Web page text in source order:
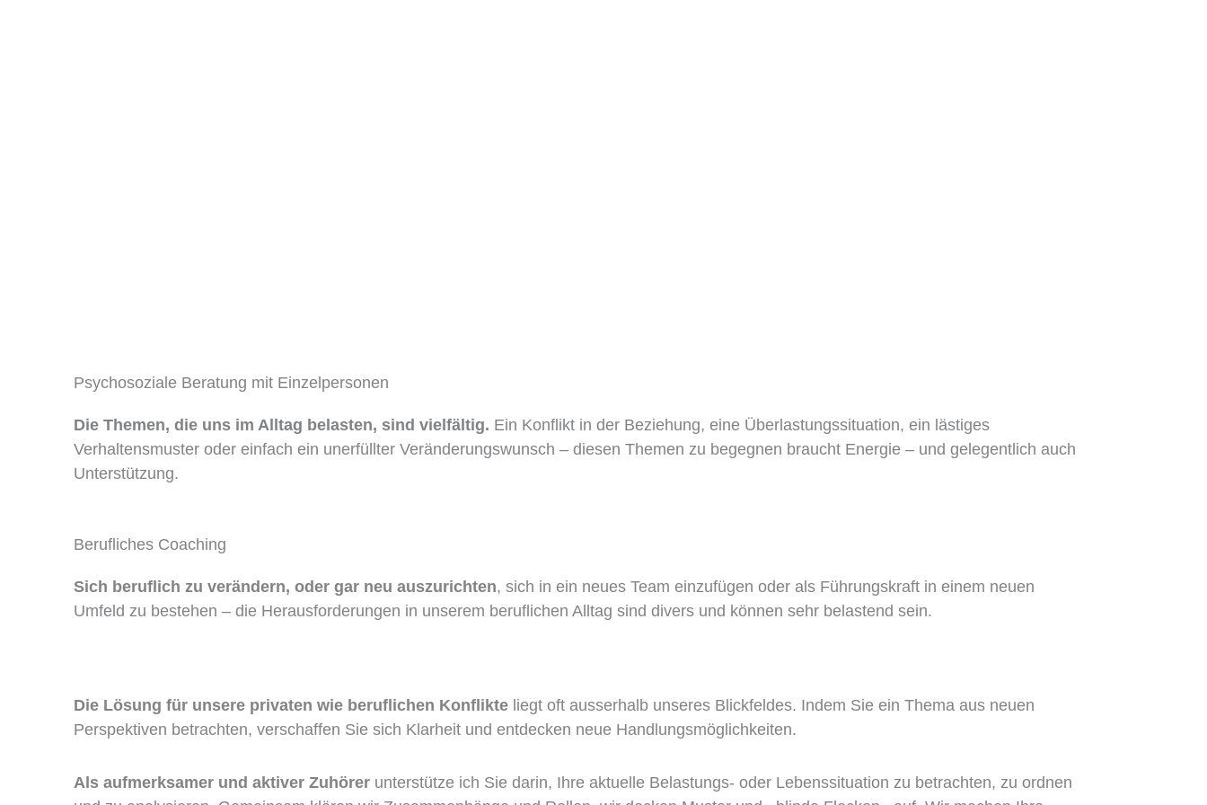
Psychosoziale Beratung mit Einzelpersonen
Die Themen, die uns im Alltag belasten, sind vielfältig. Ein Konflikt in der Beziehung, eine Überlastungssituation, ein lästiges
Verhaltensmuster oder einfach ein unerfüllter Veränderungswunsch – diesen Themen zu begegnen braucht Energie – und gelegentlich auch
Unterstützung.
Berufliches Coaching
Sich beruflich zu verändern, oder gar neu auszurichten, sich in ein neues Team einzufügen oder als Führungskraft in einem neuen
Umfeld zu bestehen – die Herausforderungen in unserem beruflichen Alltag sind divers und können sehr belastend sein.
Die Lösung für unsere privaten wie beruflichen Konflikte liegt oft ausserhalb unseres Blickfeldes. Indem Sie ein Thema aus neuen
Perspektiven betrachten, verschaffen Sie sich Klarheit und entdecken neue Handlungsmöglichkeiten.
Als aufmerksamer und aktiver Zuhörer unterstütze ich Sie darin, Ihre aktuelle Belastungs- oder Lebenssituation zu betrachten, zu ordnen